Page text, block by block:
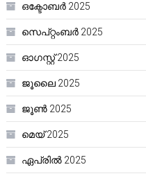
ഒക്ടോബർ 2025
സെപ്റ്റംബർ 2025
ഓഗസ്റ്റ്‌ 2025
ജൂലൈ 2025
ജൂൺ 2025
മെയ്‌ 2025
ഏപ്രിൽ 2025